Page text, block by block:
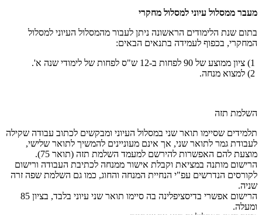
מעבר ממסלול עיוני למסלול מחקרי
בתום שנת הלימודים הראשונה ניתן לעבור מהמסלול העיוני למסלול
המחקרי, בכפוף לעמידה בתנאים הבאים:
השלמת תזה
תלמידים שסיימו תואר שני במסלול העיוני ומבקשים לכתוב עבודה שקילה
לעבודת גמר לתואר שני, אך אינם מעוניינים להמשיך לתואר שלישי,
מוצעת להם האפשרות להירשם למעמד השלמת תזה (תואר 75).
הרישום מותנה במציאת וקבלת אישור ממנחה לכתיבת העבודה ורישום
לקורסים הנדרשים עפ"י הנחיית המנחה והחוג, כמו גם השלמת שפה זרה
שניה.
הרישום אפשרי בדיסציפלינה בה סיימו תואר שני עיוני בלבד, בציון 85
ומעלה.